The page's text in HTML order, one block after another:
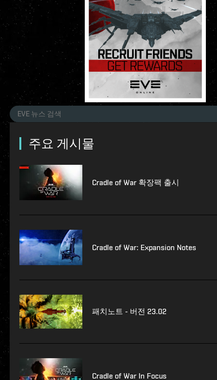
주요 게시물
Cradle of War 확장팩 출시
Cradle of War: Expansion Notes
패치노트 - 버전 23.02
Cradle of War In Focus